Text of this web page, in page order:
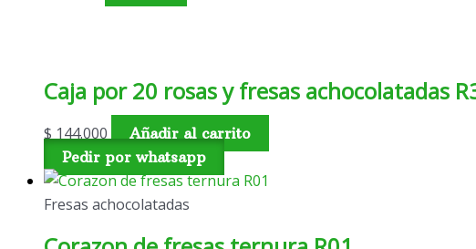
Caja por 20 rosas y fresas achocolatadas
$ 144.000
Añadir al carrito
Pedir por whatsapp
Fresas achocolatadas